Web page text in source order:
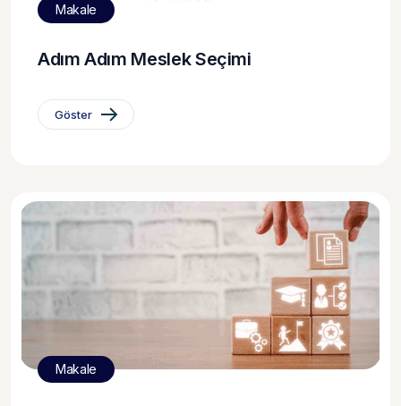
Makale
Adım Adım Meslek Seçimi
Göster
Makale